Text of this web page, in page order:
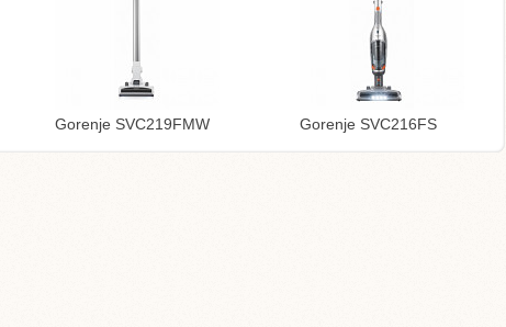
Gorenje SVC219FMW Gorenje SVC216FS